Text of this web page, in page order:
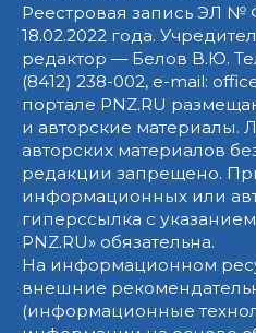
Реестровая запись ЭЛ №
18.02.2022 года.
редактор — Белов В.Ю.
(8412) 238-002, e-mail:
портале PNZ.RU
и авторские материалы.
авторских материалов
редакции запрещено.
информационных или
гиперссылка с
PNZ.RU» обязательна.
На информационном
внешние
(информационные